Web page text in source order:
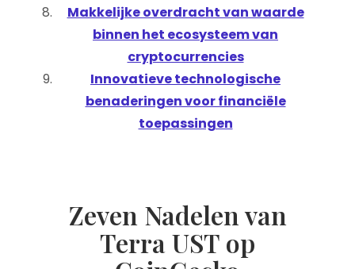
Makkelijke overdracht van waarde
binnen het ecosysteem van
cryptocurrencies
Innovatieve technologische
benaderingen voor financiële
toepassingen
Zeven Nadelen van
Terra UST op